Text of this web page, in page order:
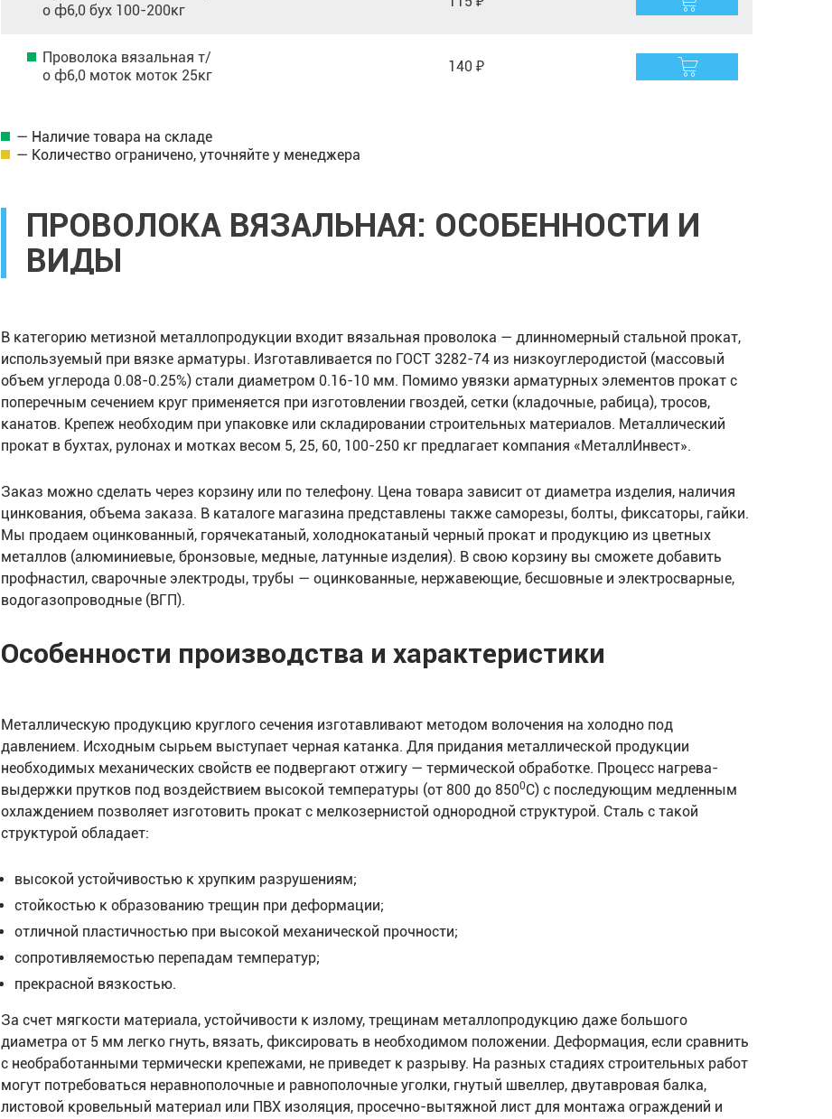
о ф6,0 бух 100-200кг
Проволока вязальная т/
о ф6,0 моток моток 25кг
140 ₽
— Наличие товара на складе
— Количество ограничено, уточняйте у менеджера
ПРОВОЛОКА ВЯЗАЛЬНАЯ: ОСОБЕННОСТИ И
ВИДЫ
В категорию метизной металлопродукции входит вязальная проволока — длинномерный стальной прокат,
используемый при вязке арматуры. Изготавливается по ГОСТ 3282-74 из низкоуглеродистой (массовый
объем углерода 0.08-0.25%) стали диаметром 0.16-10 мм. Помимо увязки арматурных элементов прокат с
поперечным сечением круг применяется при изготовлении гвоздей, сетки (кладочные, рабица), тросов,
канатов. Крепеж необходим при упаковке или складировании строительных материалов. Металлический
прокат в бухтах, рулонах и мотках весом 5, 25, 60, 100-250 кг предлагает компания «МеталлИнвест».
Заказ можно сделать через корзину или по телефону. Цена товара зависит от диаметра изделия, наличия
цинкования, объема заказа. В каталоге магазина представлены также саморезы, болты, фиксаторы, гайки.
Мы продаем оцинкованный, горячекатаный, холоднокатаный черный прокат и продукцию из цветных
металлов (алюминиевые, бронзовые, медные, латунные изделия). В свою корзину вы сможете добавить
профнастил, сварочные электроды, трубы — оцинкованные, нержавеющие, бесшовные и электросварные,
водогазопроводные (ВГП).
Особенности производства и характеристики
Металлическую продукцию круглого сечения изготавливают методом волочения на холодно под
давлением. Исходным сырьем выступает черная катанка. Для придания металлической продукции
необходимых механических свойств ее подвергают отжигу — термической обработке. Процесс нагрева-
выдержки прутков под воздействием высокой температуры (от 800 до 8500С) с последующим медленным
охлаждением позволяет изготовить прокат с мелкозернистой однородной структурой. Сталь с такой
структурой обладает:
высокой устойчивостью к хрупким разрушениям;
стойкостью к образованию трещин при деформации;
отличной пластичностью при высокой механической прочности;
сопротивляемостью перепадам температур;
прекрасной вязкостью.
За счет мягкости материала, устойчивости к излому, трещинам металлопродукцию даже большого
диаметра от 5 мм легко гнуть, вязать, фиксировать в необходимом положении. Деформация, если сравнить
с необработанными термически крепежами, не приведет к разрыву. На разных стадиях строительных работ
могут потребоваться неравнополочные и равнополочные уголки, гнутый швеллер, двутавровая балка,
листовой кровельный материал или ПВХ изоляция, просечно-вытяжной лист для монтажа ограждений и